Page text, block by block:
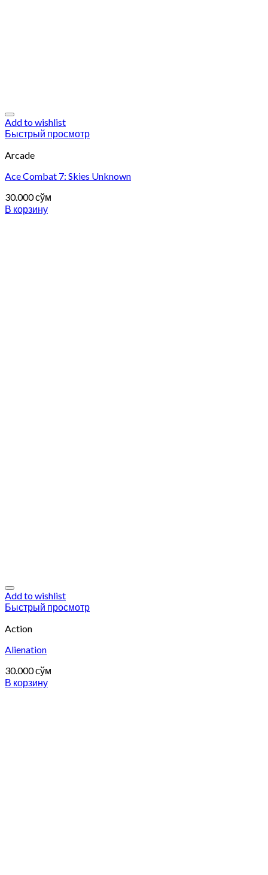
Add to wishlist
Быстрый просмотр
Arcade
Ace Combat 7: Skies Unknown
30.000сўм
В корзину
Add to wishlist
Быстрый просмотр
Action
Alienation
30.000сўм
В корзину